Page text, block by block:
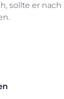
sollte er nach